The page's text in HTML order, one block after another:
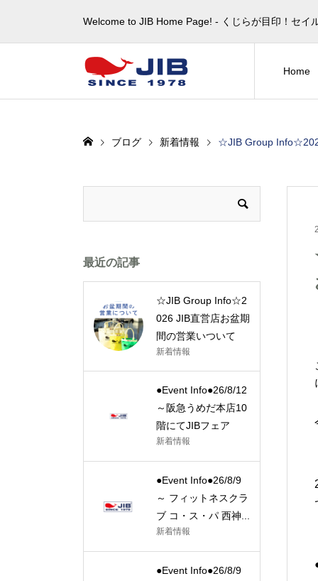
Welcome to JIB Home Page! ‐ くじらが目印！セイ
Home
ブログ 新着情報 ☆JIB Group
最近の記事
☆JIB Group Info☆2
026 JIB直営店お盆期
間の営業いついて
新着情報
●Event Info●26/8/12
～阪急うめだ本店10
階にてJIBフェア
新着情報
●Event Info●26/8/9
～ フィットネスクラ
ブ コ・ス・パ 西神...
新着情報
●Event Info●26/8/9